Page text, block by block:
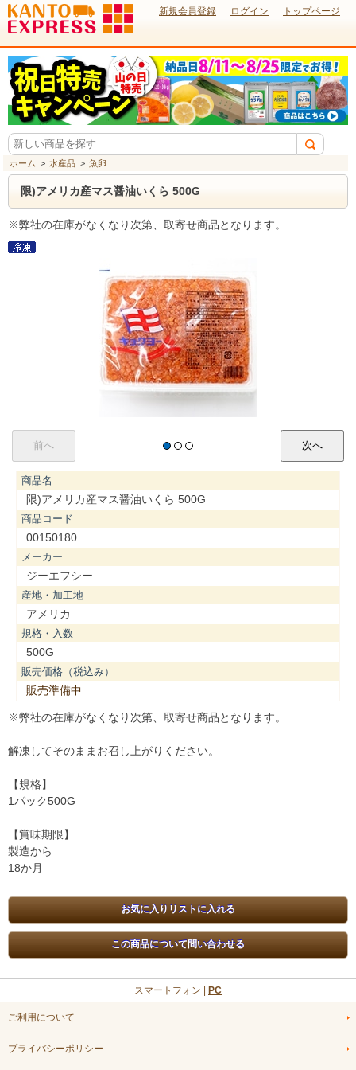
新規会員登録 ログイン トップページ
ホーム > 水産品 > 魚卵
限)アメリカ産マス醤油いくら 500G
※弊社の在庫がなくなり次第、取寄せ商品となります。
商品名
限)アメリカ産マス醤油いくら 500G
商品コード
00150180
メーカー
ジーエフシー
産地・加工地
アメリカ
規格・入数
500G
販売価格（税込み）
販売準備中
※弊社の在庫がなくなり次第、取寄せ商品となります。
解凍してそのままお召し上がりください。
【規格】
1パック500G
【賞味期限】
製造から
18か月
スマートフォン | PC
ご利用について
プライバシーポリシー